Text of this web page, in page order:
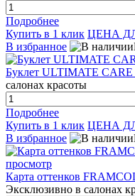
Подробнее
Купить в 1 клик ЦЕНА
В избранное
Буклет ULTIMATE CARE
салонах красоты
Подробнее
Купить в 1 клик ЦЕНА
В избранное
просмотр
Карта оттенков
Эксклюзивно в салонах